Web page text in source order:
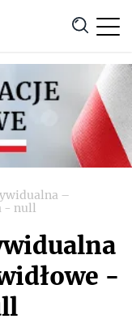
Anuluj
–
- null
-